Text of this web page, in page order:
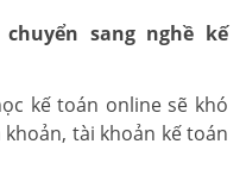
sang nghề kế
kế toán online sẽ khó
tài khoản kế toán